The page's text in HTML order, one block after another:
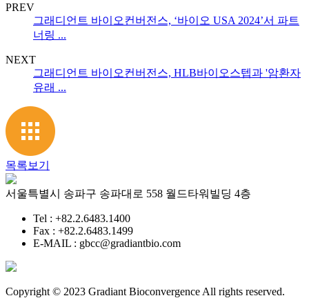
PREV
그래디언트 바이오컨버전스, ‘바이오 USA 2024’서 파트
너링 ...
NEXT
그래디언트 바이오컨버전스, HLB바이오스텝과 '암환자
유래 ...
목록보기
서울특별시 송파구 송파대로 558 월드타워빌딩 4층
Tel : +82.2.6483.1400
Fax : +82.2.6483.1499
E-MAIL : gbcc@gradiantbio.com
Copyright © 2023 Gradiant Bioconvergence All rights reserved.